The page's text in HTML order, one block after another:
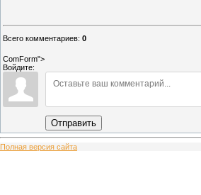
Всего комментариев: 0
ComForm">
Войдите:
Отправить
Полная версия сайта